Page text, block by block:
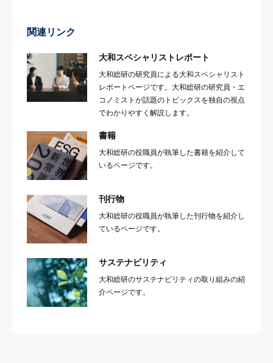
関連リンク
大和スペシャリストレポート
大和総研の研究員による大和スペシャリスト
レポートページです。大和総研の研究員・エ
コノミストが話題のトピックスを独自の視点
でわかりやすく解説します。
書籍
大和総研の役職員が執筆した書籍を紹介して
いるページです。
刊行物
大和総研の役職員が執筆した刊行物を紹介し
ているページです。
サステナビリティ
大和総研のサステナビリティの取り組みの紹
介ページです。